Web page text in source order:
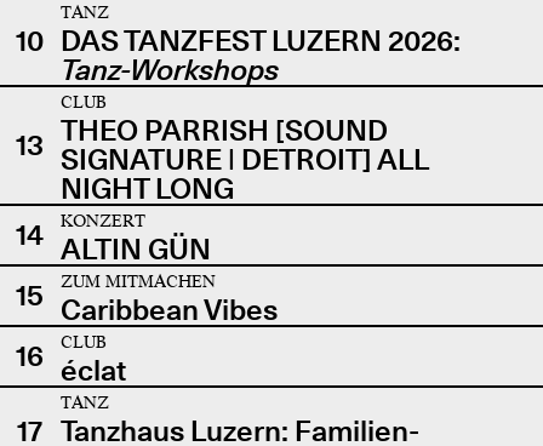
10
TANZ
DAS TANZFEST LUZERN 2026:
Tanz-Workshops
13
CLUB
THEO PARRISH [SOUND
SIGNATURE | DETROIT] ALL
NIGHT LONG
14
KONZERT
ALTIN GÜN
15
ZUM MITMACHEN
Caribbean Vibes
16
CLUB
éclat
17
TANZ
Tanzhaus Luzern: Familien-